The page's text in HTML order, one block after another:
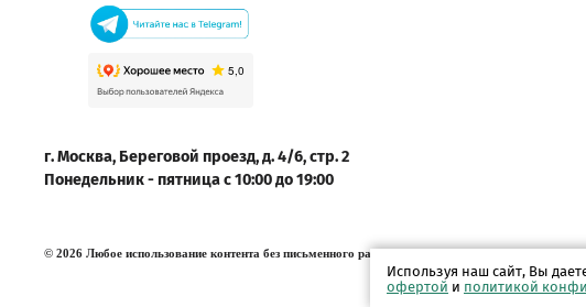
г. Москва, Береговой проезд, д. 4/6, стр. 2
Понедельник - пятница с 10:00 до 19:00
© 2026 Любое использование контента без письменного разрешения запрещено
Используя наш сайт, Вы
офертой и политикой